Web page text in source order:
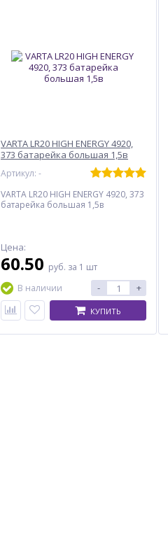
VARTA LR20 HIGH ENERGY 4920,
373 батарейка большая 1,5в
Артикул: -
VARTA LR20 HIGH ENERGY 4920, 373
батарейка большая 1,5в
Цена:
60.50 руб. за 1 шт
В наличии
- +
КУПИТЬ